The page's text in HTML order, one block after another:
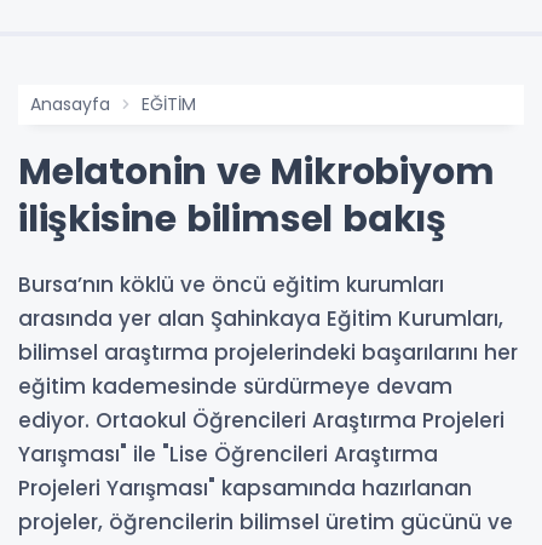
Anasayfa EĞİTİM
Melatonin ve Mikrobiyom
ilişkisine bilimsel bakış
Bursa’nın köklü ve öncü eğitim kurumları
arasında yer alan Şahinkaya Eğitim Kurumları,
bilimsel araştırma projelerindeki başarılarını her
eğitim kademesinde sürdürmeye devam
ediyor. Ortaokul Öğrencileri Araştırma Projeleri
Yarışması" ile "Lise Öğrencileri Araştırma
Projeleri Yarışması" kapsamında hazırlanan
projeler, öğrencilerin bilimsel üretim gücünü ve